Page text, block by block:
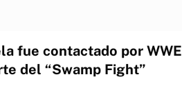
fue contactado por WWE
del “Swamp Fight”